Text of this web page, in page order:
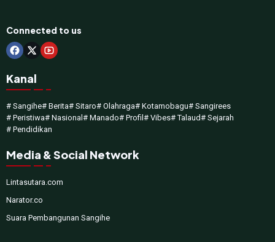
Connected to us
Kanal
# Sangihe# Berita# Sitaro# Olahraga# Kotamobagu# Sangirees
# Peristiwa# Nasional # Manado# Profil # Vibes# Talaud# Sejarah
# Pendidikan
Media & Social Network
Lintasutara.com
Narator.co
Suara Pembangunan Sangihe